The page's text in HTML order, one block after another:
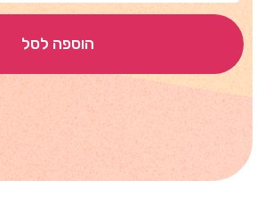
הוספה לסל